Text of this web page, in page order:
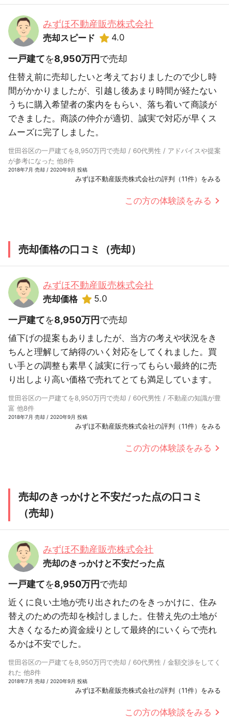
みずほ不動産販売株式会社
売却スピード 4.0
一戸建てを8,950万円で売却
住替え前に売却したいと考えておりましたので少し時
間がかかりましたが、引越し後あまり時間が経たない
うちに購入希望者の案内をもらい、落ち着いて商談が
できました。商談の仲介が適切、誠実で対応が早くス
ムーズに完了しました。
世田谷区の一戸建てを8,950万円で売却 / 60代男性 / アドバイスや提案
が参考になった 他8件
2018年7月 売却 / 2020年9月 投稿
みずほ不動産販売株式会社の評判（11件）をみる
この方の体験談をみる
売却価格の口コミ（売却）
みずほ不動産販売株式会社
売却価格 5.0
一戸建てを8,950万円で売却
値下げの提案もありましたが、当方の考えや状況をき
ちんと理解して納得のいく対応をしてくれました。買
い手との調整も素早く誠実に行ってもらい最終的に売
り出しより高い価格で売れてとても満足しています。
世田谷区の一戸建てを8,950万円で売却 / 60代男性 / 不動産の知識が豊
富 他8件
2018年7月 売却 / 2020年9月 投稿
みずほ不動産販売株式会社の評判（11件）をみる
この方の体験談をみる
売却のきっかけと不安だった点の口コミ
（売却）
みずほ不動産販売株式会社
売却のきっかけと不安だった点
一戸建てを8,950万円で売却
近くに良い土地が売り出されたのをきっかけに、住み
替えのための売却を検討しました。住替え先の土地が
大きくなるため資金繰りとして最終的にいくらで売れ
るかは不安でした。
世田谷区の一戸建てを8,950万円で売却 / 60代男性 / 金額交渉をしてく
れた 他8件
2018年7月 売却 / 2020年9月 投稿
みずほ不動産販売株式会社の評判（11件）をみる
この方の体験談をみる